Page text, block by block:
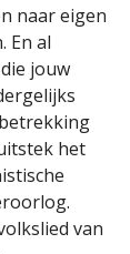
naar eigen
En al
jouw
het
van